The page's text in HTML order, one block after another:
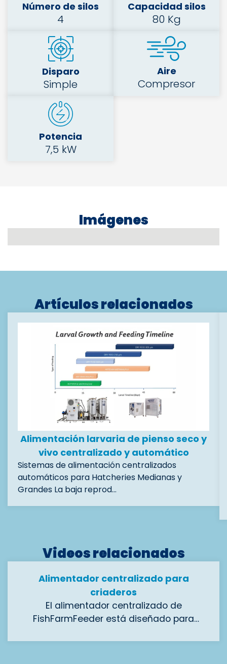
Número de silos
4
Capacidad silos
80 Kg
Disparo
Simple
Aire
Compresor
Potencia
7,5 kW
Imágenes
Artículos relacionados
Alimentación larvaria de pienso seco y
vivo centralizado y automático
Sistemas de alimentación centralizados
automáticos para Hatcheries Medianas y
Grandes La baja reprod…
Videos relacionados
Alimentador centralizado para
criaderos
El alimentador centralizado de
FishFarmFeeder está diseñado para
Este sistema automatiza la dosificación y